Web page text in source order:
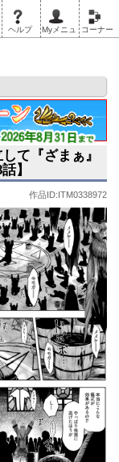
ヘルプ Myメニュ コーナー
ます コミック版
て『ざまぁ』
】
作品ID:ITM0338972